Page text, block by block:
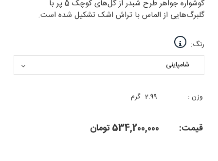
گوشواره جواهر طرح شبدر از گل‌های کوچک 5 پر با
گلبرگ‌هایی از الماس با تراش اشک تشکیل شده است.
رنگ:
وزن : 2.99 گرم
قیمت: 534,200,000تومان